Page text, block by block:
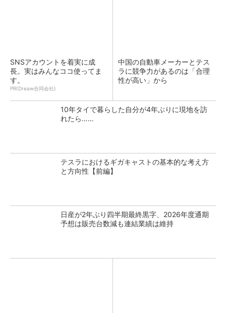
SNSアカウントを着実に成
長。実はみんなココ使ってま
す。
PR(Dreaw合同会社)
中国の自動車メーカーとテス
ラに競争力があるのは「合理
性が高い」から
10年タイで暮らした自分が4年ぶりに現地を訪
れたら……
テスラにおけるギガキャストの基本的な考え方
と方向性【前編】
日産が2年ぶり四半期最終黒字、2026年度通期
予想は販売台数減も連結業績は維持